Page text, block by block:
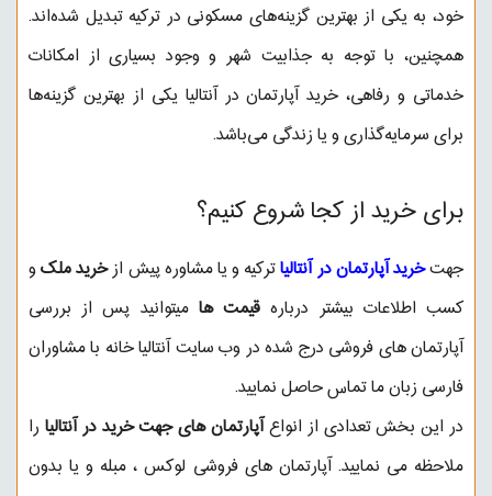
خود، به یکی از بهترین گزینه‌های مسکونی در ترکیه تبدیل شده‌اند.
همچنین، با توجه به جذابیت شهر و وجود بسیاری از امکانات
خدماتی و رفاهی، خرید آپارتمان در آنتالیا یکی از بهترین گزینه‌ها
برای سرمایه‌گذاری و یا زندگی می‌باشد.
برای خرید از کجا شروع کنیم؟
جهتخرید آپارتمان در آنتالیاترکیه و یا مشاوره پیش ازخرید ملکو
کسب اطلاعات بیشتر درباره قیمت ها میتوانید پس از بررسی
آپارتمان های فروشی درج شده در وب سایت آنتالیا خانه با مشاوران
فارسی زبان ما تماس حاصل نمایید.
در این بخش تعدادی از انواعآپارتمان های جهت خرید در آنتالیا را
ملاحظه می نمایید. آپارتمان های فروشی لوکس ، مبله و یا بدون